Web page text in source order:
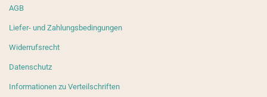
AGB
Liefer- und Zahlungsbedingungen
Widerrufsrecht
Datenschutz
Informationen zu Verteilschriften